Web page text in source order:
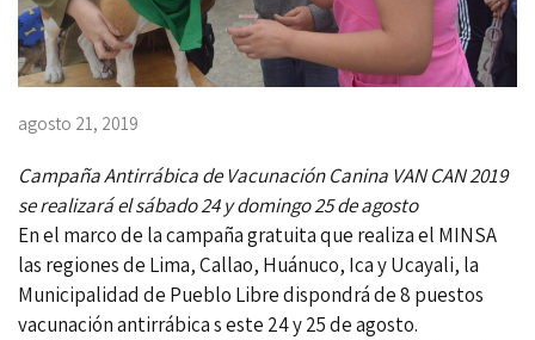
agosto 21, 2019
Campaña Antirrábica de Vacunación Canina VAN CAN 2019
se realizará el sábado 24 y domingo 25 de agosto
En el marco de la campaña gratuita que realiza el MINSA
las regiones de Lima, Callao, Huánuco, Ica y Ucayali, la
Municipalidad de Pueblo Libre dispondrá de 8 puestos
vacunación antirrábica s este 24 y 25 de agosto.